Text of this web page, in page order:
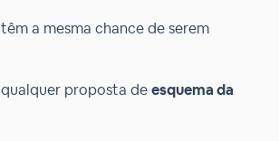
a mesma chance de serem
proposta deesquema da